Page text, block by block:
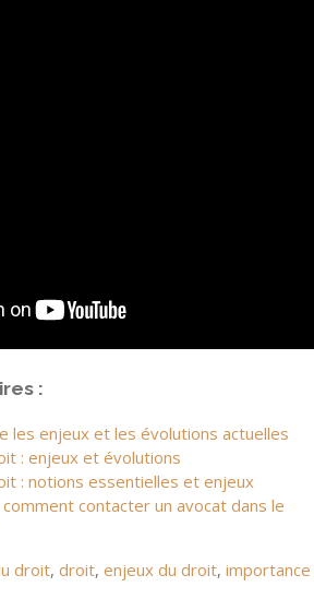
:
les enjeux et les évolutions actuelles
: enjeux et évolutions
: notions essentielles et enjeux
contacter un avocat dans le
droit, droit, enjeux du droit, importance